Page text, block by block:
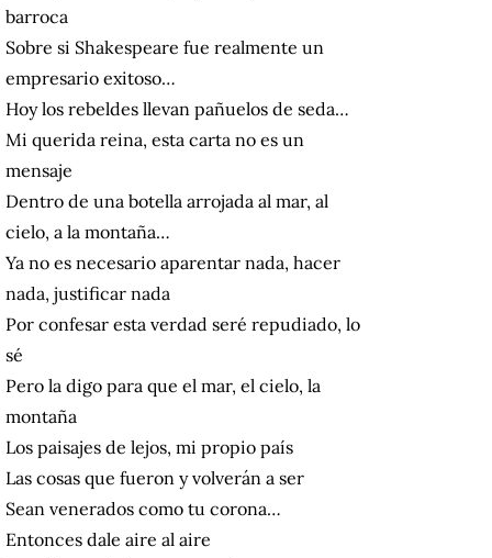
barroca
Sobre si Shakespeare fue realmente un
empresario exitoso…
Hoy los rebeldes llevan pañuelos de seda…
Mi querida reina, esta carta no es un
mensaje
Dentro de una botella arrojada al mar, al
cielo, a la montaña…
Ya no es necesario aparentar nada, hacer
nada, justificar nada
Por confesar esta verdad seré repudiado, lo
sé
Pero la digo para que el mar, el cielo, la
montaña
Los paisajes de lejos, mi propio país
Las cosas que fueron y volverán a ser
Sean venerados como tu corona…
Entonces dale aire al aire